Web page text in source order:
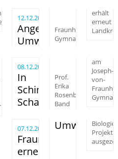
12.12.2017
Angewandter
Umweltschutz
Fraunhofer-
Gymnasium
erhält
erneut
08.12.2017
In
Schindlers
Schatten
Prof.
Erika
Rosenberg-
Band
am
Joseph-
von-
07.12.2017
Fraunhofer
erneut
Biologie-
Projekte